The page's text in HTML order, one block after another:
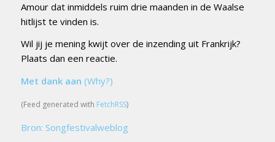
Amour dat inmiddels ruim drie maanden in de Waalse
hitlijst te vinden is.
Wil jij je mening kwijt over de inzending uit Frankrijk?
Plaats dan een reactie.
Met dank aan (Why?)
(Feed generated with FetchRSS)
Bron: Songfestivalweblog